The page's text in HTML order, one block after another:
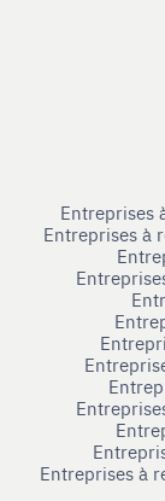
Entreprises
Entreprises à
Entreprises à